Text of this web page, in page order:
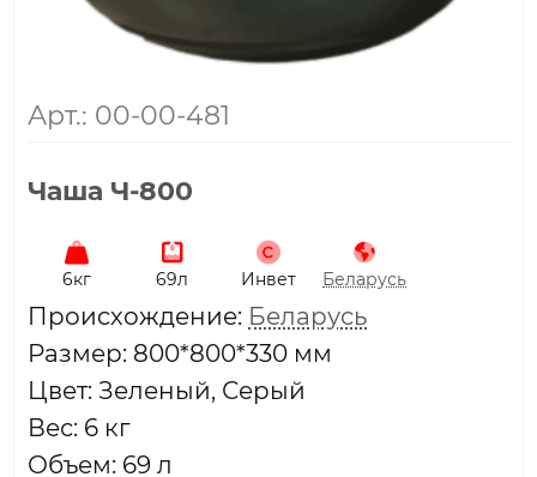
Арт.: 00-00-481
Чаша Ч-800
6кг 69л Инвет Беларусь
Проиcхождение: Беларусь
Размер: 800*800*330 мм
Цвет: Зеленый, Серый
Вес: 6 кг
Объем: 69 л